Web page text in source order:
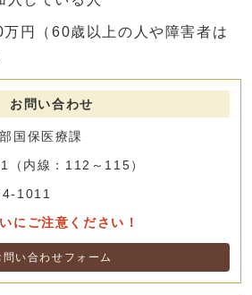
円（60歳以上の人や障害者は
お問い合わせ
国保医療課
内線：112～115）
1011
にご注意ください！
問い合わせフォーム